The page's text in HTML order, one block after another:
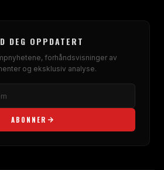
DEG OPPDATERT
forhåndsvisninger av
og eksklusiv analyse.
ABONNER